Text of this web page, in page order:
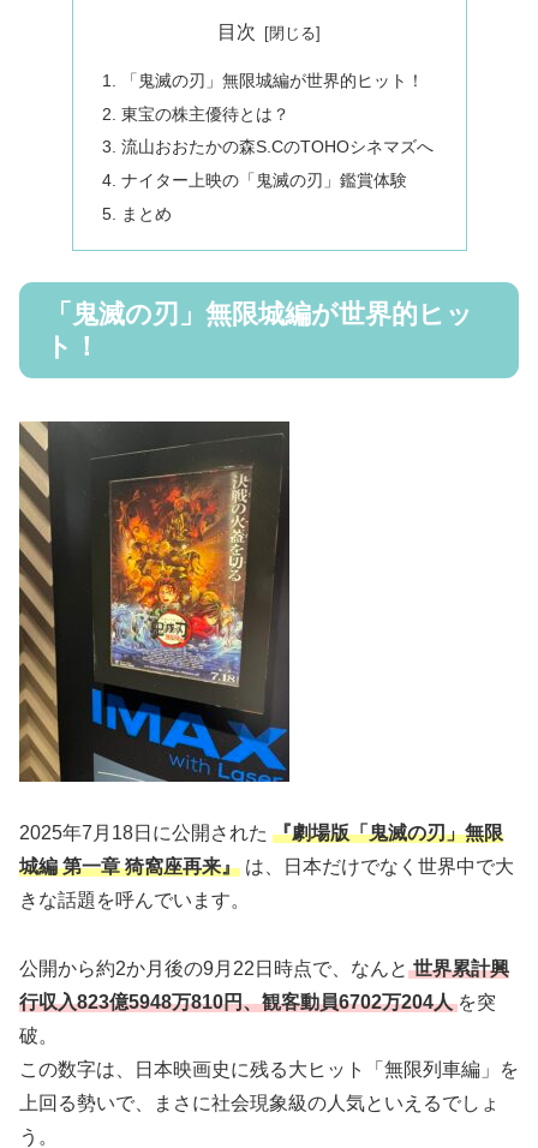
目次
「鬼滅の刃」無限城編が世界的ヒット！
東宝の株主優待とは？
流山おおたかの森S.CのTOHOシネマズへ
ナイター上映の「鬼滅の刃」鑑賞体験
まとめ
「鬼滅の刃」無限城編が世界的ヒッ
ト！
2025年7月18日に公開された 『劇場版「鬼滅の刃」無限
城編 第一章 猗窩座再来』 は、日本だけでなく世界中で大
きな話題を呼んでいます。
公開から約2か月後の9月22日時点で、なんと 世界累計興
行収入823億5948万810円、観客動員6702万204人 を突
破。
この数字は、日本映画史に残る大ヒット「無限列車編」を
上回る勢いで、まさに社会現象級の人気といえるでしょ
う。